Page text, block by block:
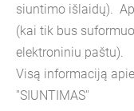
siuntimo išlaidų).
(kai tik bus
Visą informaciją